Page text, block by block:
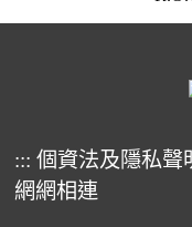
::: 個資法及隱私聲
網網相連